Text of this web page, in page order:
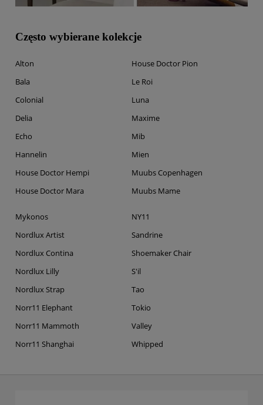
Często wybierane kolekcje
Alton
Bala
Colonial
Delia
Echo
Hannelin
House Doctor Hempi
House Doctor Mara
House Doctor Pion
Le Roi
Luna
Maxime
Mib
Mien
Muubs Copenhagen
Muubs Mame
Mykonos
Nordlux Artist
Nordlux Contina
Nordlux Lilly
Nordlux Strap
Norr11 Elephant
Norr11 Mammoth
Norr11 Shanghai
NY11
Sandrine
Shoemaker Chair
S'il
Tao
Tokio
Valley
Whipped